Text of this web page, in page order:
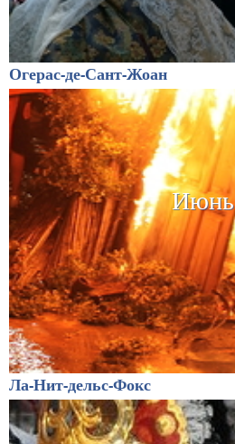
Огерас-де-Сант-Жоан
Июнь
Ла-Нит-дельс-Фокс